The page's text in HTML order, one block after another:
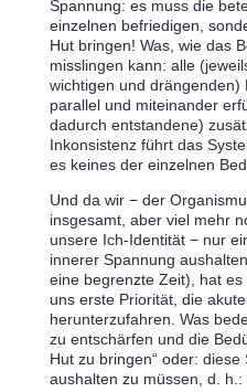
Spannung: es muss die
einzelnen befriedigen,
Hut bringen! Was, wie das
misslingen kann: alle
wichtigen und drängenden)
parallel und miteinander
dadurch entstandene)
Inkonsistenz führt das
es keines der einzelnen
Und da wir − der
insgesamt, aber viel mehr
unsere Ich-Identität − nur
innerer Spannung
eine begrenzte Zeit), hat
uns erste Priorität, die
herunterzufahren. Was
zu entschärfen und die
Hut zu bringen“ oder:
aushalten zu müssen, d. h.: